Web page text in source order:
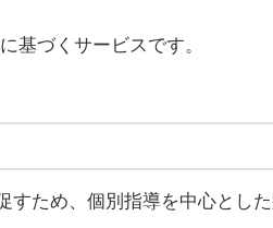
基づくサービスです。
ため、個別指導を中心とし